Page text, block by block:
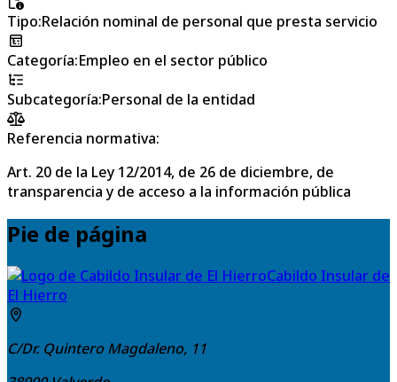
Tipo:Relación nominal de personal que presta servicio
Categoría:Empleo en el sector público
Subcategoría:Personal de la entidad
Referencia normativa:
Art. 20 de la Ley 12/2014, de 26 de diciembre, de
transparencia y de acceso a la información pública
Pie de página
Cabildo Insular de
El Hierro
C/Dr. Quintero Magdaleno, 11